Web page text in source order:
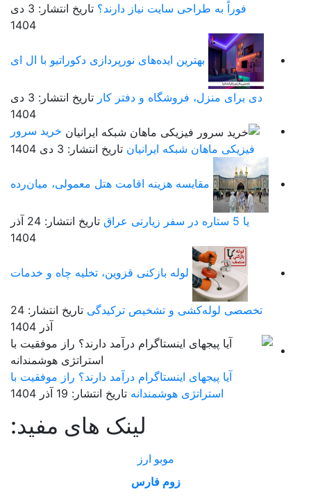
فوراً به طراحی سایت نیاز دارند؟
تاریخ انتشار: 3 دی
1404
بهترین ایده‌های نورپردازی دکوراتیو با ال ای
دی برای منزل، فروشگاه و دفتر کار
تاریخ انتشار: 3 دی
1404
خرید سرور
فیزیکی ماهان شبکه ایرانیان تاریخ انتشار: 3 دی 1404
مقایسه هزینه اقامت هتل معمولی، میان‌رده
تاریخ انتشار: 24 آذر
1404
لوله بازکنی قزوین، تخلیه چاه و خدمات
تخصصی لوله‌کشی و تشخیص ترکیدگی
تاریخ انتشار: 24
آیا پیجهای اینستاگرام درآمد دارند؟ راز موفقیت با
استراتژی هوشمندانه تاریخ انتشار: 19 آذر 1404
لینک های مفید:
موبو ارز
زوم فارس